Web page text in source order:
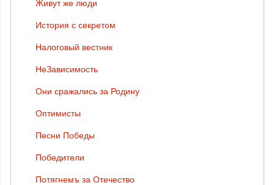
Живут же люди
История с секретом
Налоговый вестник
НеЗависимость
Они сражались за Родину
Оптимисты
Песни Победы
Победители
Потягнемъ за Отечество